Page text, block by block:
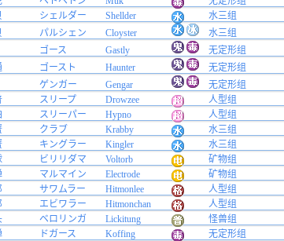
シェルダー Shellder 水三组
パルシェン Cloyster 水三组
ゴース Gastly 无定形组
ゴースト Haunter 无定形组
ゲンガー Gengar 无定形组
スリープ Drowzee 人型组
スリーパー Hypno 人型组
クラブ Krabby 水三组
キングラー Kingler 水三组
ビリリダマ Voltorb 矿物组
マルマイン Electrode 矿物组
サワムラー Hitmonlee 人型组
エビワラー Hitmonchan 人型组
ベロリンガ Lickitung 怪兽组
ドガース Koffing 无定形组